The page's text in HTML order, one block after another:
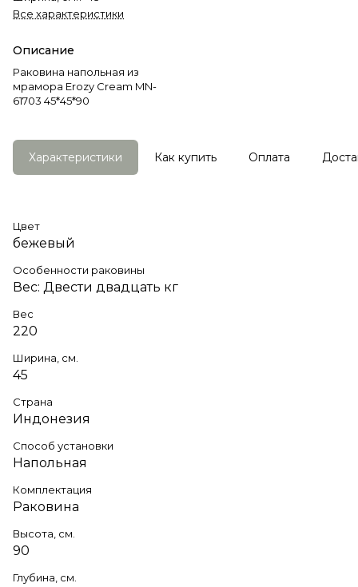
Все характеристики
Описание
Раковина напольная из
мрамора Erozy Cream MN-
61703 45*45*90
Характеристики Как купить Оплата
Цвет
бежевый
Особенности раковины
Вес: Двести двадцать кг
Вес
220
Ширина, см.
45
Страна
Индонезия
Способ установки
Напольная
Комплектация
Раковина
Высота, см.
90
Глубина, см.